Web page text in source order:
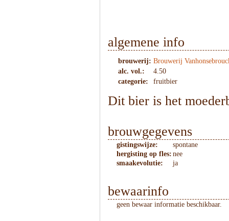
algemene info
brouwerij: Brouwerij
alc. vol.:
4.50
categorie:
fruitbier
Dit bier is het
brouwgegevens
gistingswijze:
spontane
hergisting op fles: nee
smaakevolutie:
ja
bewaarinfo
geen bewaar informatie beschikbaar.